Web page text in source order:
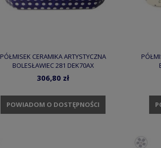
PÓŁMISEK CERAMIKA ARTYSTYCZNA
BOLESŁAWIEC 281 DEK70AX
306,80 zł
POWIADOM O DOSTĘPNOŚCI